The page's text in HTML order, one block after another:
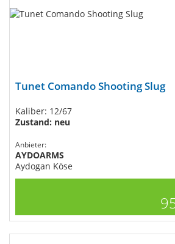
Tunet Comando Shooting Slug
Kaliber: 12/67
Zustand: neu
Anbieter:
AYDOARMS
Aydogan Köse